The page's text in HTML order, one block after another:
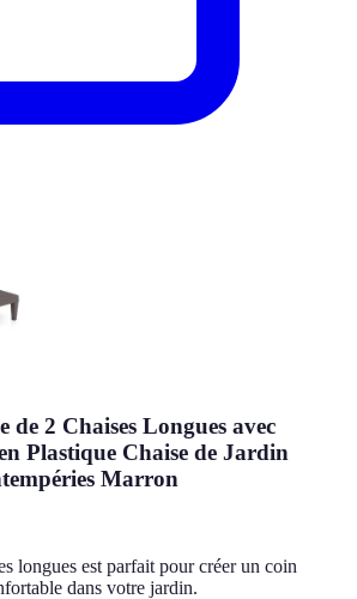
de 2 Chaises Longues avec
Plastique Chaise de Jardin
Marron
longues est parfait pour créer un coin
dans votre jardin.